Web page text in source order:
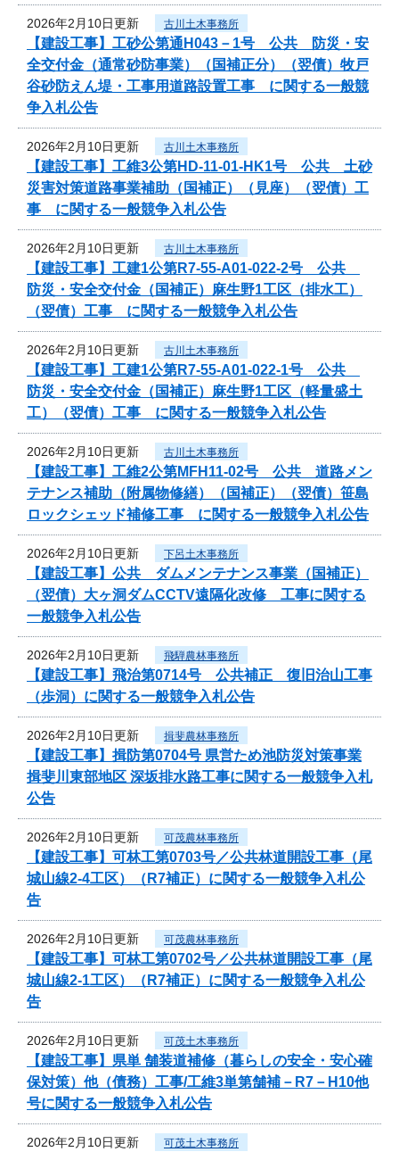
2026年2月10日更新 古川土木事務所
【建設工事】工砂公第通H043－1号 公共 防災・安
全交付金（通常砂防事業）（国補正分）（翌債）牧戸
谷砂防えん堤・工事用道路設置工事 に関する一般競
争入札公告
2026年2月10日更新 古川土木事務所
【建設工事】工維3公第HD-11-01-HK1号 公共 土砂
災害対策道路事業補助（国補正）（見座）（翌債）工
事 に関する一般競争入札公告
2026年2月10日更新 古川土木事務所
【建設工事】工建1公第R7-55-A01-022-2号 公共
防災・安全交付金（国補正）麻生野1工区（排水工）
（翌債）工事 に関する一般競争入札公告
2026年2月10日更新 古川土木事務所
【建設工事】工建1公第R7-55-A01-022-1号 公共
防災・安全交付金（国補正）麻生野1工区（軽量盛土
工）（翌債）工事 に関する一般競争入札公告
2026年2月10日更新 古川土木事務所
【建設工事】工維2公第MFH11-02号 公共 道路メン
テナンス補助（附属物修繕）（国補正）（翌債）笹島
ロックシェッド補修工事 に関する一般競争入札公告
2026年2月10日更新 下呂土木事務所
【建設工事】公共 ダムメンテナンス事業（国補正）
（翌債）大ヶ洞ダムCCTV遠隔化改修 工事に関する
一般競争入札公告
2026年2月10日更新 飛騨農林事務所
【建設工事】飛治第0714号 公共補正 復旧治山工事
（歩洞）に関する一般競争入札公告
2026年2月10日更新 揖斐農林事務所
【建設工事】揖防第0704号 県営ため池防災対策事業
揖斐川東部地区 深坂排水路工事に関する一般競争入札
公告
2026年2月10日更新 可茂農林事務所
【建設工事】可林工第0703号／公共林道開設工事（尾
城山線2-4工区）（R7補正）に関する一般競争入札公
告
2026年2月10日更新 可茂農林事務所
【建設工事】可林工第0702号／公共林道開設工事（尾
城山線2-1工区）（R7補正）に関する一般競争入札公
告
2026年2月10日更新 可茂土木事務所
【建設工事】県単 舗装道補修（暮らしの安全・安心確
保対策）他（債務）工事/工維3単第舗補－R7－H10他
号に関する一般競争入札公告
2026年2月10日更新 可茂土木事務所